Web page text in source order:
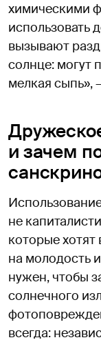
химическими
использовать
вызывают
солнце: могут
мелкая сыпь»,
и зачем
не
которые
на молодость
нужен, чтобы
солнечного
всегда: